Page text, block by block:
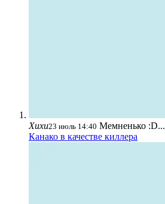
Хихи23 июль 14:40 Мемненько :D...
Канако в качестве киллера